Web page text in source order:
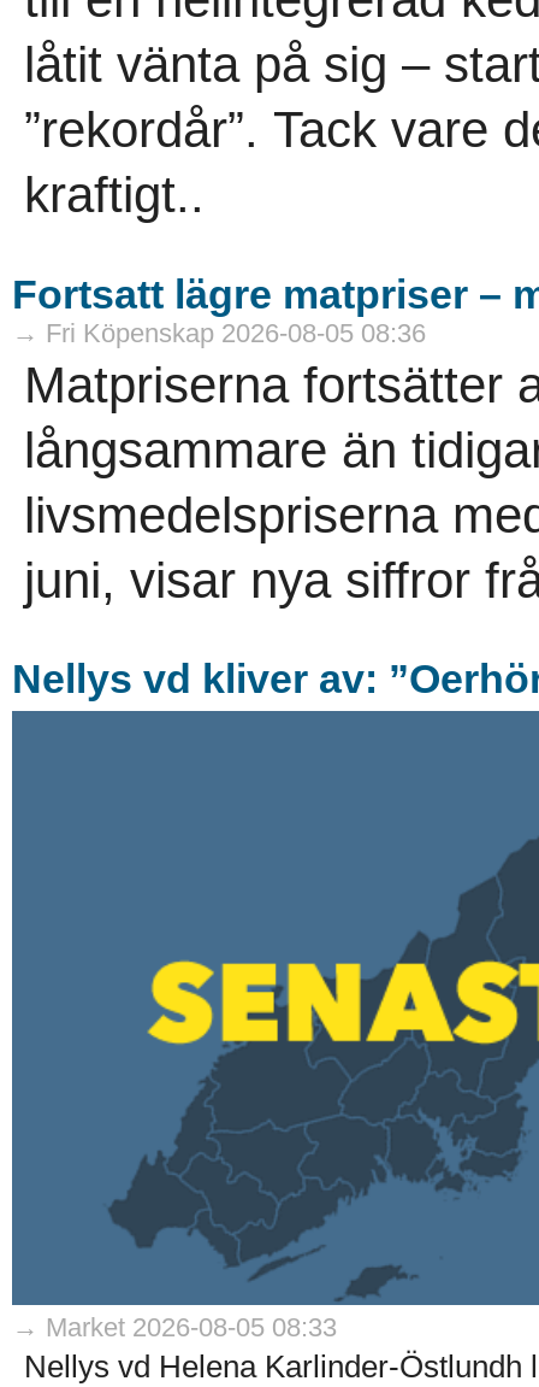
låtit vänta på sig –
”rekordår”. Tack vare
kraftigt..
Fortsatt lägre matpriser –
→ Fri Köpenskap 2026-08-05 08:36
Matpriserna fortsätter
långsammare än
livsmedelspriserna
juni, visar nya siffror
Nellys vd kliver av:
→ Market 2026-08-05 08:33
Nellys vd Helena Karlinder-